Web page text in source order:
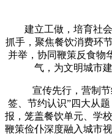
建立工做，培育社会
抓手，聚焦餐饮消费环
并举，协同鞭策反食物
气，为文明城市
宣传先行，营制节
签、节约认识”四大从
报，笼盖餐饮单元、学
鞭策俭仆深度融入城市